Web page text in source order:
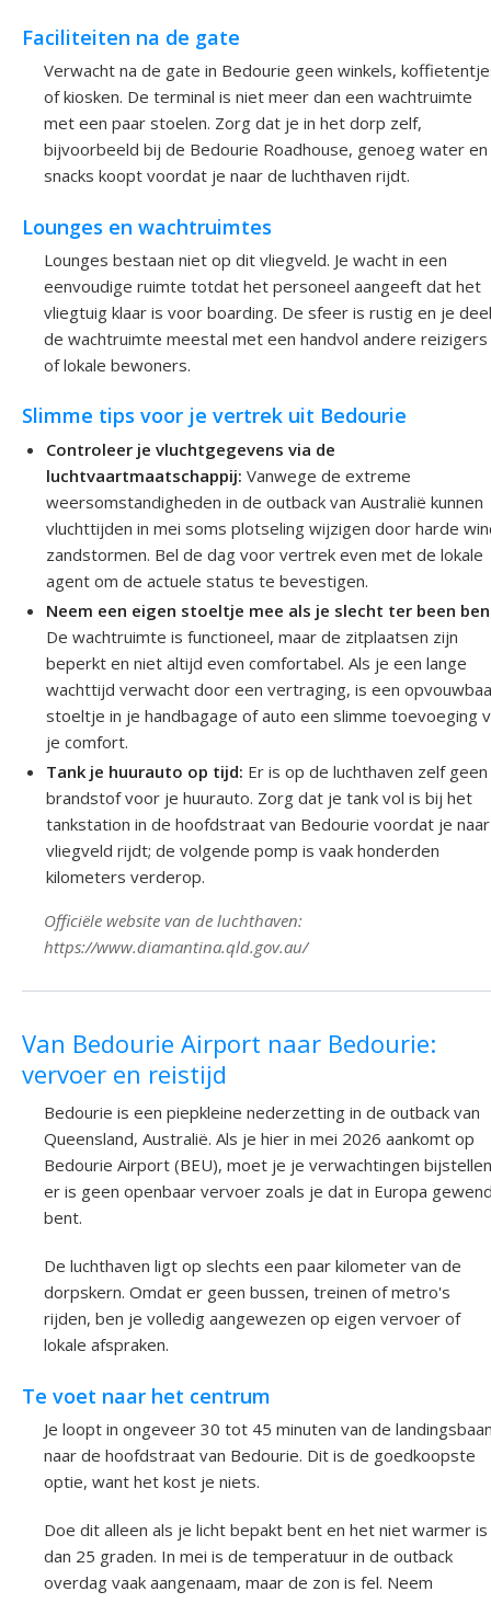
Faciliteiten na de gate
Verwacht na de gate in Bedourie geen winkels,
of kiosken. De terminal is niet meer dan een wachtruimte
met een paar stoelen. Zorg dat je in het dorp zelf,
bijvoorbeeld bij de Bedourie Roadhouse, genoeg water en
snacks koopt voordat je naar de luchthaven rijdt.
Lounges en wachtruimtes
Lounges bestaan niet op dit vliegveld. Je wacht in een
eenvoudige ruimte totdat het personeel aangeeft dat het
vliegtuig klaar is voor boarding. De sfeer is rustig en je
de wachtruimte meestal met een handvol andere reizigers
of lokale bewoners.
Slimme tips voor je vertrek uit Bedourie
Controleer je vluchtgegevens via de
luchtvaartmaatschappij: Vanwege de extreme
weersomstandigheden in de outback van Australië kunnen
vluchttijden in mei soms plotseling wijzigen door harde
zandstormen. Bel de dag voor vertrek even met de lokale
agent om de actuele status te bevestigen.
Neem een eigen stoeltje mee als je slecht ter been
De wachtruimte is functioneel, maar de zitplaatsen zijn
beperkt en niet altijd even comfortabel. Als je een lange
wachttijd verwacht door een vertraging, is een
stoeltje in je handbagage of auto een slimme toevoeging
je comfort.
Tank je huurauto op tijd: Er is op de luchthaven zelf geen
brandstof voor je huurauto. Zorg dat je tank vol is bij het
tankstation in de hoofdstraat van Bedourie voordat je
vliegveld rijdt; de volgende pomp is vaak honderden
kilometers verderop.
Officiële website van de luchthaven:
https://www.diamantina.qld.gov.au/
Van Bedourie Airport naar Bedourie:
vervoer en reistijd
Bedourie is een piepkleine nederzetting in de outback van
Queensland, Australië. Als je hier in mei 2026 aankomt op
Bedourie Airport (BEU), moet je je verwachtingen
er is geen openbaar vervoer zoals je dat in Europa
bent.
De luchthaven ligt op slechts een paar kilometer van de
dorpskern. Omdat er geen bussen, treinen of metro's
rijden, ben je volledig aangewezen op eigen vervoer of
lokale afspraken.
Te voet naar het centrum
Je loopt in ongeveer 30 tot 45 minuten van de
naar de hoofdstraat van Bedourie. Dit is de goedkoopste
optie, want het kost je niets.
Doe dit alleen als je licht bepakt bent en het niet warmer is
dan 25 graden. In mei is de temperatuur in de outback
overdag vaak aangenaam, maar de zon is fel. Neem